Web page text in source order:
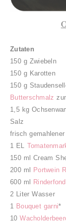
Zutaten
150 g Zwiebeln
150 g Karotten
150 g
Butterschmalz
1,5 kg
Salz
frisch
1 EL
150 ml Cream
200 ml
Portwein
600 ml
Rinderfond
2 Liter Wasser
1
Bouquet garni*
10